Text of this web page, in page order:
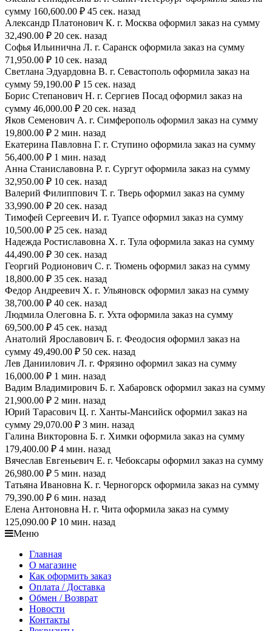
сумму 160,600.00 ₽ 45 сек. назад
Александр Платонович К. г. Москва оформил заказ на сумму
32,490.00 ₽ 20 сек. назад
Софья Ильинична Л. г. Саранск оформила заказ на сумму
71,950.00 ₽ 10 сек. назад
Светлана Эдуардовна В. г. Севастополь оформила заказ на
сумму 59,190.00 ₽ 15 сек. назад
Борис Степанович Н. г. Сергиев Посад оформил заказ на
сумму 46,000.00 ₽ 20 сек. назад
Яков Семенович А. г. Симферополь оформил заказ на сумму
19,800.00 ₽ 2 мин. назад
Екатерина Павловна Г. г. Ступино оформила заказ на сумму
56,400.00 ₽ 1 мин. назад
Анна Станиславовна Р. г. Сургут оформила заказ на сумму
32,950.00 ₽ 10 сек. назад
Валерий Филиппович Т. г. Тверь оформил заказ на сумму
33,990.00 ₽ 20 сек. назад
Тимофей Сергеевич И. г. Туапсе оформил заказ на сумму
10,500.00 ₽ 25 сек. назад
Надежда Ростиславовна Х. г. Тула оформила заказ на сумму
44,490.00 ₽ 30 сек. назад
Георгий Родионович С. г. Тюмень оформил заказ на сумму
18,800.00 ₽ 35 сек. назад
Федор Андреевич Х. г. Ульяновск оформил заказ на сумму
38,700.00 ₽ 40 сек. назад
Людмила Олеговна Б. г. Ухта оформила заказ на сумму
69,500.00 ₽ 45 сек. назад
Анатолий Ярославович Б. г. Феодосия оформил заказ на
сумму 49,490.00 ₽ 50 сек. назад
Лев Даниилович Л. г. Фрязино оформил заказ на сумму
16,000.00 ₽ 1 мин. назад
Вадим Владимирович Б. г. Хабаровск оформил заказ на сумму
21,900.00 ₽ 2 мин. назад
Юрий Тарасович Ц. г. Ханты-Мансийск оформил заказ на
сумму 29,070.00 ₽ 3 мин. назад
Галина Викторовна Б. г. Химки оформила заказ на сумму
179,400.00 ₽ 4 мин. назад
Вячеслав Евгеньевич Е. г. Чебоксары оформил заказ на сумму
26,980.00 ₽ 5 мин. назад
Татьяна Ивановна К. г. Черногорск оформила заказ на сумму
79,390.00 ₽ 6 мин. назад
Елена Антоновна Н. г. Чита оформила заказ на сумму
125,090.00 ₽ 10 мин. назад
Меню
Главная
О магазине
Как оформить заказ
Оплата / Доставка
Обмен / Возврат
Новости
Контакты